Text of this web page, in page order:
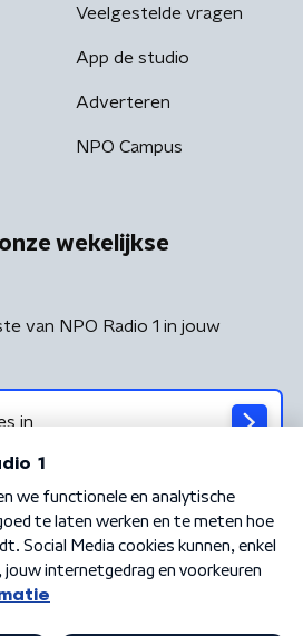
Veelgestelde vragen
App de studio
Adverteren
NPO Campus
wekelijkse
van NPO Radio 1 in jouw